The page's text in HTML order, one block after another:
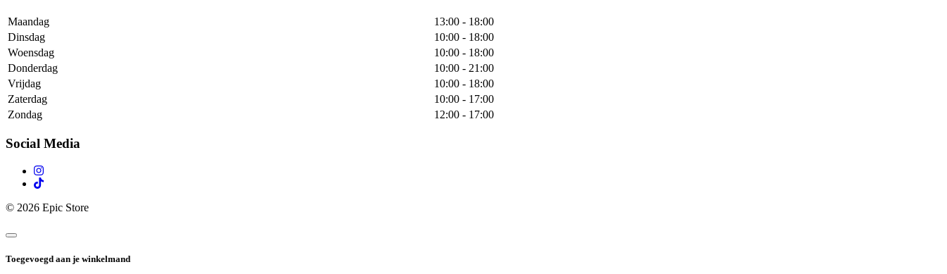
Maandag
13:00 - 18:00
Dinsdag
10:00 - 18:00
Woensdag
10:00 - 18:00
Donderdag
10:00 - 21:00
Vrijdag
10:00 - 18:00
Zaterdag
10:00 - 17:00
Zondag
12:00 - 17:00
Social Media
© 2026 Epic Store
Toegevoegd aan je winkelmand